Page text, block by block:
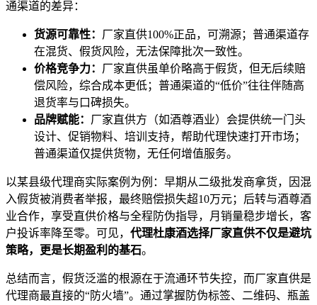
通渠道的差异：
货源可靠性： 厂家直供100%正品，可溯源；普通渠道存
在混货、假货风险，无法保障批次一致性。
价格竞争力： 厂家直供虽单价略高于假货，但无后续赔
偿风险，综合成本更低；普通渠道的“低价”往往伴随高
退货率与口碑损失。
品牌赋能： 厂家直供方（如酒尊酒业）会提供统一门头
设计、促销物料、培训支持，帮助代理快速打开市场；
普通渠道仅提供货物，无任何增值服务。
以某县级代理商实际案例为例：早期从二级批发商拿货，因混
入假货被消费者举报，最终赔偿损失超10万元；后转与酒尊酒
业合作，享受直供价格与全程防伪指导，月销量稳步增长，客
户投诉率降至零。可见， 代理杜康酒选择厂家直供不仅是避坑
策略，更是长期盈利的基石。
总结而言，假货泛滥的根源在于流通环节失控，而厂家直供是
代理商最直接的“防火墙”。通过掌握防伪标签、二维码、瓶盖